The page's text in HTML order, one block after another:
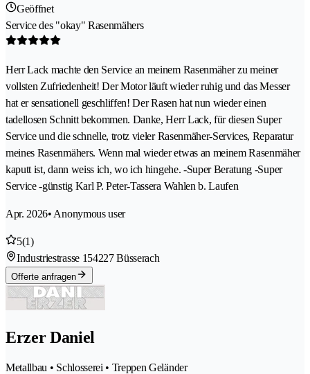
Geöffnet
Service des "okay" Rasenmähers
Herr Lack machte den Service an meinem Rasenmäher zu meiner
vollsten Zufriedenheit! Der Motor läuft wieder ruhig und das Messer
hat er sensationell geschliffen! Der Rasen hat nun wieder einen
tadellosen Schnitt bekommen. Danke, Herr Lack, für diesen Super
Service und die schnelle, trotz vieler Rasenmäher-Services, Reparatur
meines Rasenmähers. Wenn mal wieder etwas an meinem Rasenmäher
kaputt ist, dann weiss ich, wo ich hingehe. -Super Beratung -Super
Service -günstig Karl P. Peter-Tassera Wahlen b. Laufen
Apr. 2026• Anonymous user
5(1)
Industriestrasse 154227 Büsserach
Offerte anfragen
Erzer Daniel
Metallbau • Schlosserei • Treppen Geländer